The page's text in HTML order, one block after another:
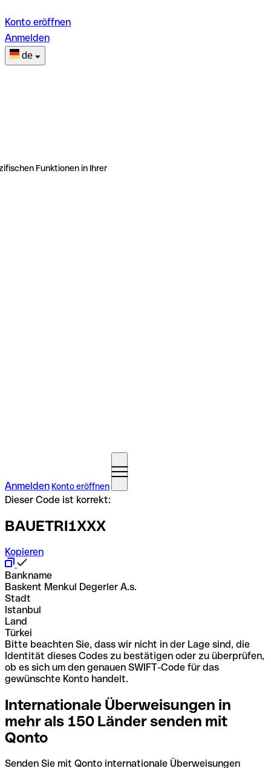
Konto eröffnen
Anmelden
de
Funktionen in Ihrer
Anmelden Konto eröffnen
Dieser Code ist korrekt:
BAUETRI1XXX
Kopieren
Bankname
Baskent Menkul Degerler A.s.
Stadt
Istanbul
Land
Türkei
Bitte beachten Sie, dass wir nicht in der Lage sind, die
Identität dieses Codes zu bestätigen oder zu überprüfen,
ob es sich um den genauen SWIFT-Code für das
gewünschte Konto handelt.
Internationale Überweisungen in
mehr als 150 Länder senden mit
Qonto
Senden Sie mit Qonto internationale Überweisungen